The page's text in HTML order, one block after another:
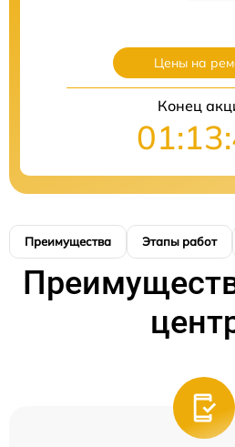
Цены на
Конец
Преимущества Этапы работ